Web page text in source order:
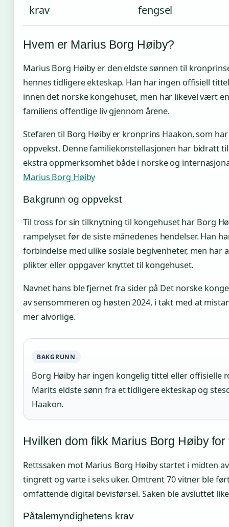
krav fengsel
Hvem er Marius Borg Høiby?
Marius Borg Høiby er den eldste sønnen til
hennes tidligere ekteskap. Han har ingen offisiell
innen det norske kongehuset, men har likevel vært
familiens offentlige liv gjennom årene.
Stefaren til Borg Høiby er kronprins Haakon, som
oppvekst. Denne familiekonstellasjonen har bidratt
ekstra oppmerksomhet både i norske og
Marius Borg Høiby
Bakgrunn og oppvekst
Til tross for sin tilknytning til kongehuset har Borg
rampelyset før de siste månedenes hendelser. Han
forbindelse med ulike sosiale begivenheter, men har
plikter eller oppgaver knyttet til kongehuset.
Navnet hans ble fjernet fra sider på Det norske
av sensommeren og høsten 2024, i takt med at
mer alvorlige.
BAKGRUNN
Borg Høiby har ingen kongelig tittel eller offisielle
Marits eldste sønn fra et tidligere ekteskap og
Haakon.
Hvilken dom fikk Marius Borg Høiby for
Rettssaken mot Marius Borg Høiby startet i midten
tingrett og varte i seks uker. Omtrent 70 vitner ble
omfattende digital bevisførsel. Saken ble avsluttet
Påtalemyndighetens krav